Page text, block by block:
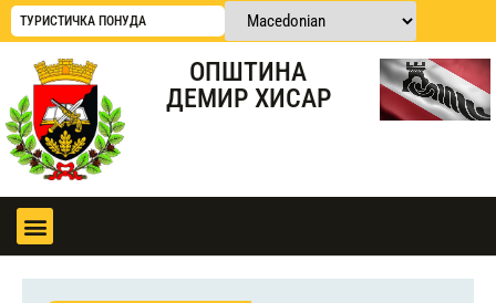
ТУРИСТИЧКА ПОНУДА
ОПШТИНА
ДЕМИР ХИСАР